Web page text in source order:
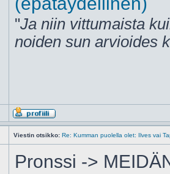
"Ja niin vittumaista
noiden sun arvioides
Viestin otsikko: Re: Kumman puolella olet: Ilves vai
Pronssi ->